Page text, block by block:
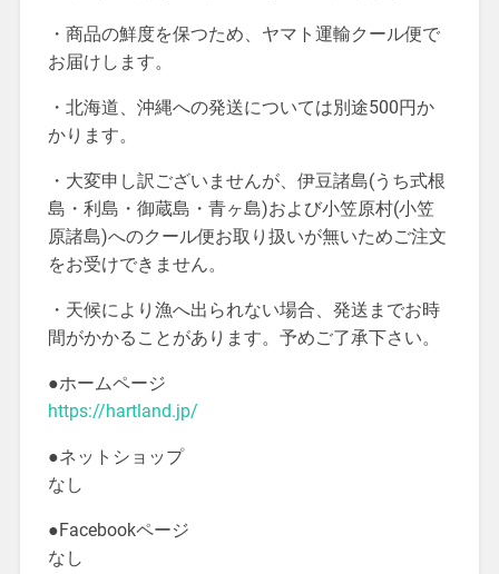
・商品の鮮度を保つため、ヤマト運輸クール便で
お届けします。
・北海道、沖縄への発送については別途500円か
かります。
・大変申し訳ございませんが、伊豆諸島(うち式根
島・利島・御蔵島・青ヶ島)および小笠原村(小笠
原諸島)へのクール便お取り扱いが無いためご注文
をお受けできません。
・天候により漁へ出られない場合、発送までお時
間がかかることがあります。予めご了承下さい。
●ホームページ
https://hartland.jp/
●ネットショップ
なし
●Facebookページ
なし